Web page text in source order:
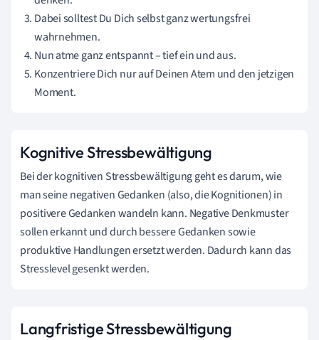
Dabei solltest Du Dich selbst ganz wertungsfrei
wahrnehmen.
Nun atme ganz entspannt – tief ein und aus.
Konzentriere Dich nur auf Deinen Atem und den jetzigen
Moment.
Kognitive Stressbewältigung
Bei der kognitiven Stressbewältigung geht es darum, wie
man seine negativen Gedanken (also, die Kognitionen) in
positivere Gedanken wandeln kann. Negative Denkmuster
sollen erkannt und durch bessere Gedanken sowie
produktive Handlungen ersetzt werden. Dadurch kann das
Stresslevel gesenkt werden.
Langfristige Stressbewältigung